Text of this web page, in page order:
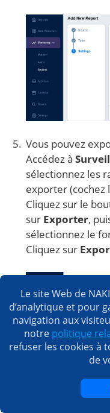
Vous pouvez
Accédez à
sélectionnez les
exporter (cochez
Cliquez sur le
sur Exporter,
sélectionnez le
Cliquez sur
Le site Web de
d’analytique et pour
navigation aux
notre politique
refuser les cookies à
de